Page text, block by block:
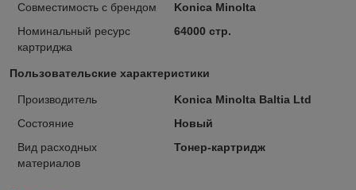
Совместимость с брендом
Konica Minolta
Номинальный ресурс
картриджа
64000 стр.
Пользовательские характеристики
Производитель
Konica Minolta Baltia Ltd
Состояние
Новый
Вид расходных
материалов
Тонер-картридж